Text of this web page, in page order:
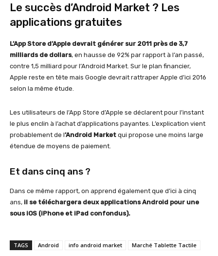
Le succès d’Android Market ? Les
applications gratuites
L’App Store d’Apple devrait générer sur 2011 près de 3,7
milliards de dollars, en hausse de 92% par rapport à l’an passé,
contre 1,5 milliard pour l’Android Market. Sur le plan financier,
Apple reste en tête mais Google devrait rattraper Apple d’ici 2016
selon la même étude.
Les utilisateurs de l’App Store d’Apple se déclarent pour l’instant
le plus enclin à l’achat d’applications payantes. L’explication vient
probablement de l’Android Market qui propose une moins large
étendue de moyens de paiement.
Et dans cinq ans ?
Dans ce même rapport, on apprend également que d’ici à cinq
ans, il se téléchargera deux applications Android pour une
sous iOS (iPhone et iPad confondus).
TAGS Android info android market Marché Tablette Tactile